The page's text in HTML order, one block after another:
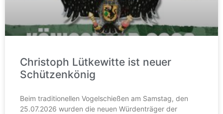
Christoph Lütkewitte ist neuer
Schützenkönig
Beim traditionellen Vogelschießen am Samstag, den
25.07.2026 wurden die neuen Würdenträger der